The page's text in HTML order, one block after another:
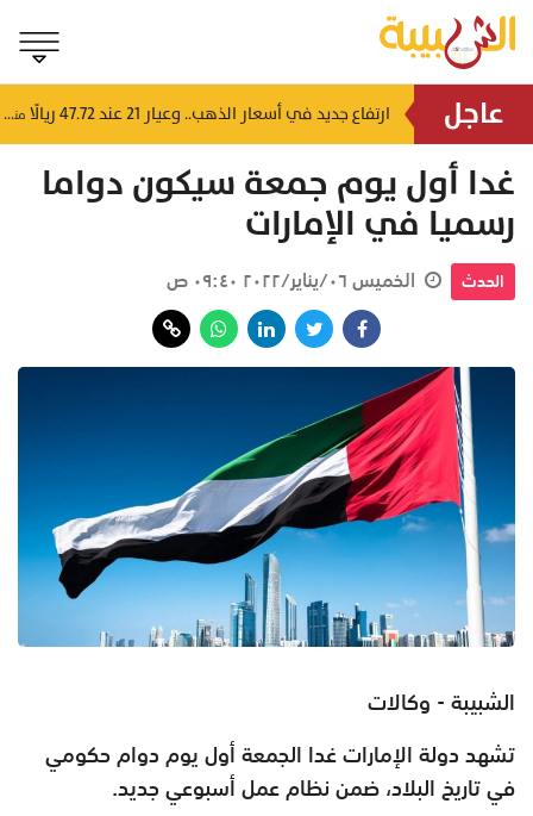
عاجل منذ ١٤ ساعة
ارتفاع جديد في أسعار الذهب.. وعيار 21 عند 47.72 ريالًا منذ ١٤ ساعة
غدا أول يوم جمعة سيكون دواما
رسميا في الإمارات
الحدث الخميس ٠٦/يناير/٢٠٢٢ ٠٩:٤٠ ص
الشبيبة - وكالات
تشهد دولة الإمارات غدا الجمعة أول يوم دوام حكومي
في تاريخ البلاد، ضمن نظام عمل أسبوعي جديد.